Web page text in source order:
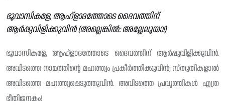
ഭൂവാസികളേ, ആഹ്ളാദത്തോടെ ദൈവത്തിന്
ആർപ്പുവിളിക്കുവിൻ (അല്ലെങ്കിൽ: അല്ലേലൂയാ!)
ഭൂവാസികളേ, ആഹ്ളാദത്തോടെ ദൈവത്തിന് ആർപ്പുവിളിക്കുവിൻ.
അവിടത്തെ നാമത്തിൻ്റെ മഹത്ത്വം പ്രകീർത്തിക്കുവിൻ; സ്‌തുതികളാൽ
അവിടത്തെ മഹത്ത്വപ്പെടുത്തുവിൻ. അവിടത്തെ പ്രവൃത്തികൾ എത്ര
ഭീതിജനകം!